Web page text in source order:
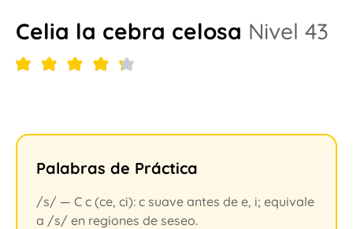
Celia la cebra celosa Nivel 43
Palabras de Práctica
/s/ — C c (ce, ci): c suave antes de e, i; equivale
a /s/ en regiones de seseo.